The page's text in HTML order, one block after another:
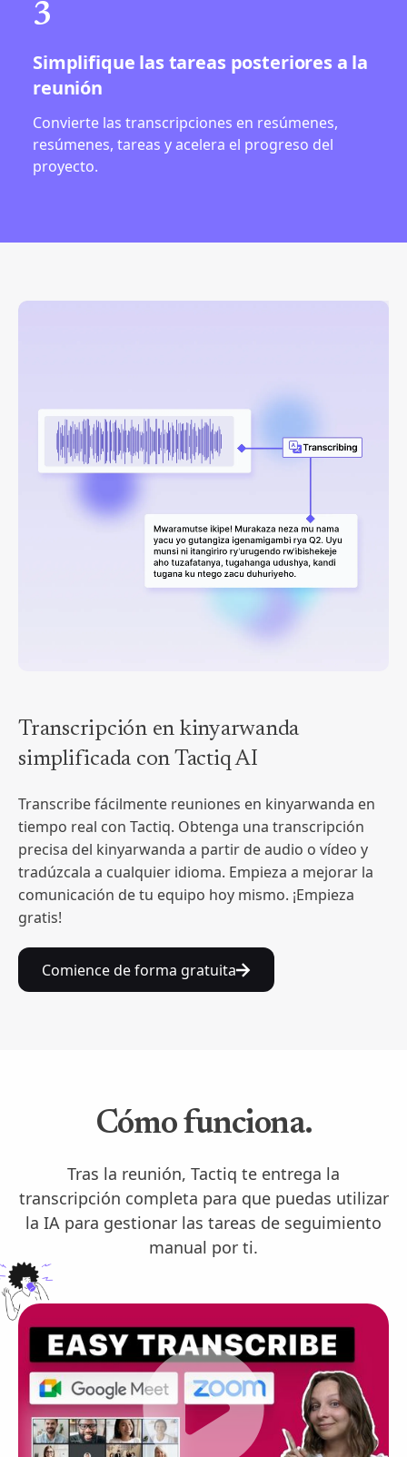
3
Simplifique las tareas posteriores a la
reunión
Convierte las transcripciones en resúmenes,
resúmenes, tareas y acelera el progreso del
proyecto.
Transcripción en kinyarwanda
simplificada con Tactiq AI
Transcribe fácilmente reuniones en kinyarwanda en
tiempo real con Tactiq. Obtenga una transcripción
precisa del kinyarwanda a partir de audio o vídeo y
tradúzcala a cualquier idioma. Empieza a mejorar la
comunicación de tu equipo hoy mismo. ¡Empieza
gratis!
Comience de forma gratuita
Cómo funciona.
Tras la reunión, Tactiq te entrega la
transcripción completa para que puedas utilizar
la IA para gestionar las tareas de seguimiento
manual por ti.